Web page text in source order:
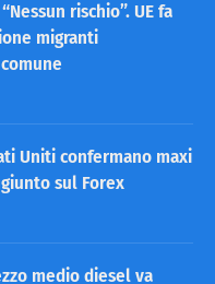
rischio”. UE fa
migranti
Uniti confermano maxi
sul Forex
medio diesel va